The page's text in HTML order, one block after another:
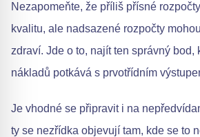
Nezapomeňte, že příliš přísné
kvalitu, ale nadsazené rozpočty
zdraví. Jde o to, najít ten správný bod,
nákladů potkává s prvotřídním
Je vhodné se připravit i na
ty se nezřídka objevují tam, kde se to